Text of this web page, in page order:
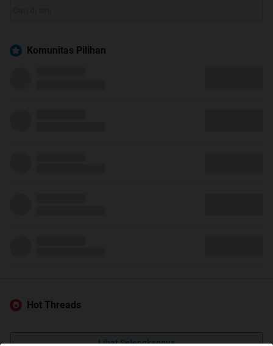
Komunitas Pilihan
Hot Threads
Lihat Selengkapnya